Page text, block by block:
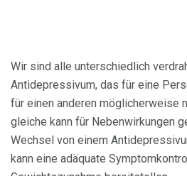
Wir sind alle unterschiedlich
Antidepressivum, das für eine
für einen anderen möglicherweise
gleiche kann für Nebenwirkungen
Wechsel von einem
kann eine adäquate